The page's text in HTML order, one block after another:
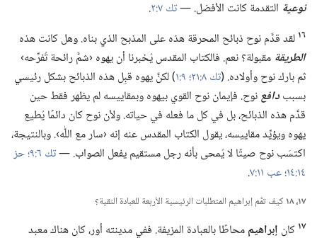
نوعية التقدمة كانت الأفضل.‏ —‏تك ٧:‏٢ ‏.‏
١٦ لقد قدَّم نوح ذبائح المحرقة هذه على المذبح الذي بناه.‏ وهل كانت هذه
الطريقة مقبولة؟‏ نعم.‏ فالكتاب المقدس يُخبرنا أن يهوه ‹شمَّ رائحة تُفرِّحه›
ثم بارك نوح وأولاده.‏ (‏تك ٨:‏٢١؛‏
‏)‏ لكنَّ يهوه قبِل هذه الذبائح بشكل رئيسي
بسببدافعنوح.‏ فإيمان نوح القوي بيهوه وبمقاييسه لم يظهر فقط حين
قدَّم هذه الذبائح،‏ بل في كل ما فعله في حياته.‏ ولأن نوح كان دائمًا يُطيع
يهوه ويؤيِّد مقاييسه،‏ يقول الكتاب المقدس عنه إنه ‹سار مع اللّٰه›.‏ وبالنتيجة،‏
اكتسَب نوح صيتًا لا يُمحى بأنه رجل مستقيم يفعل الصواب.‏ —‏تك ٦:‏٩؛‏
حز
١٤:‏١٤؛‏
عب ١١:‏٧ ‏.‏
١٧،‏ ١٨
كيف تمَّم إبراهيم المتطلبات الرئيسية الأربعة للعبادة النقية؟‏
١٧ كان إبراهيممحاطًا بالعبادة المزيفة.‏ ففي مدينته أور،‏ كان هناك معبد